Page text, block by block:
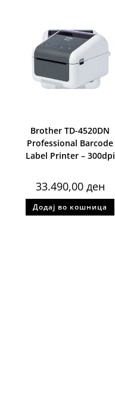
Brother TD-4520DN
Professional Barcode
Label Printer – 300dpi
33.490,00 ден
Додај во кошница